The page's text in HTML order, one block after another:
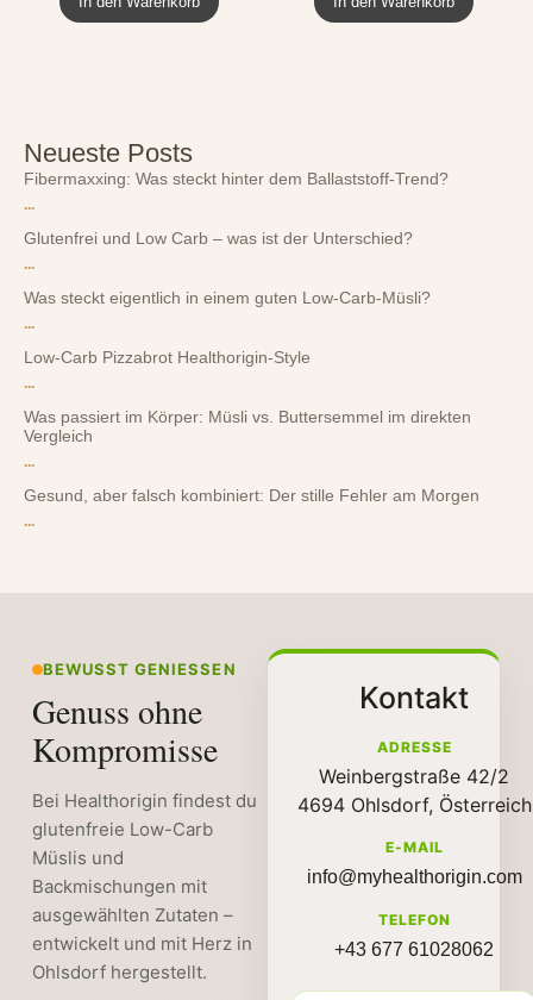
Neueste Posts
Fibermaxxing: Was steckt hinter dem Ballaststoff-Trend?
...
Glutenfrei und Low Carb – was ist der Unterschied?
...
Was steckt eigentlich in einem guten Low-Carb-Müsli?
...
Low-Carb Pizzabrot Healthorigin-Style
...
Was passiert im Körper: Müsli vs. Buttersemmel im direkten
Vergleich
...
Gesund, aber falsch kombiniert: Der stille Fehler am Morgen
...
BEWUSST GENIESSEN
Genuss ohne
Kompromisse
Bei Healthorigin findest du
glutenfreie Low-Carb
Müslis und
Backmischungen mit
ausgewählten Zutaten –
entwickelt und mit Herz in
Ohlsdorf hergestellt.
Kontakt
ADRESSE
Weinbergstraße 42/2
4694 Ohlsdorf, Österreich
E-MAIL
info@myhealthorigin.com
TELEFON
+43 677 61028062